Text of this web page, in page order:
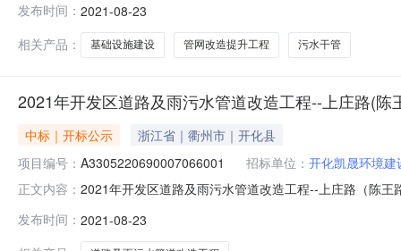
湖州菱城建设工程有限公司工期:270保证金金额:25.0;投
发布时间： 2021-08-23
相关产品：
基础设施建设 管网改造提升工程 污水干管
2021年开发区道路及雨污水管道改造工程--上庄路(
中标｜开标公示
浙江省｜衢州市｜开化县
项目编号： A3305220690007066001 招标单位： 开化凯晟环境建
正文内容： 2021年开发区道路及雨污水管道改造工程--上庄路（陈
金金额:null;投标人名称:湖州菱城建设工程有限公司工期
发布时间： 2021-08-23